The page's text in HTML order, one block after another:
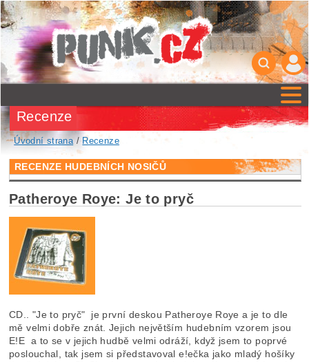
Recenze
Úvodní strana/ Recenze
RECENZE HUDEBNÍCH NOSIČŮ
Patheroye Roye: Je to pryč
CD.. "Je to pryč" je první deskou Patheroye Roye a je to dle
mě velmi dobře znát. Jejich největším hudebním vzorem jsou
E!E a to se v jejich hudbě velmi odráží, když jsem to poprvé
poslouchal, tak jsem si představoval e!ečka jako mladý hošíky